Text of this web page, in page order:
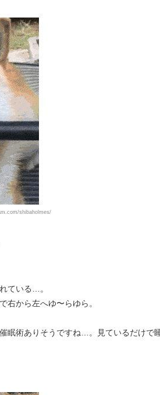
shibaholmes/
ている…。
右から左へゆ〜らゆら。
眠術ありそうですね…。見ているだけで